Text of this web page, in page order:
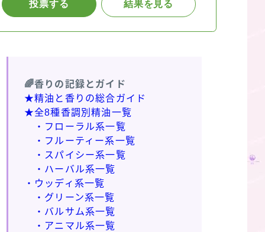
🌈香りの記録とガイド
★精油と香りの総合ガイド
★全8種香調別精油一覧
・フローラル系一覧
・フルーティー系一覧
・スパイシー系一覧
・ハーバル系一覧
・ウッディ系一覧
・グリーン系一覧
・バルサム系一覧
・アニマル系一覧